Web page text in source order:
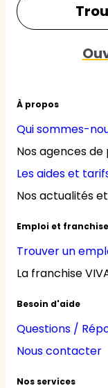
À propos
Qui sommes-
Nos agences
Les aides et
Nos actualités
Emploi et franchise
Trouver un
La franchise
Besoin d'aide
Questions /
Nous contacter
Nos services